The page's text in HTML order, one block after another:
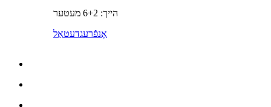
הייך: 6+2 מעטער
אָנפֿרעגדעטאַל